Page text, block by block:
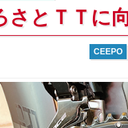
さとＴＴ
CEEPO